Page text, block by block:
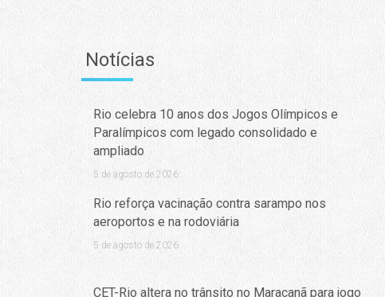
Notícias
Rio celebra 10 anos dos Jogos Olímpicos e
Paralímpicos com legado consolidado e
ampliado
5 de agosto de 2026
Rio reforça vacinação contra sarampo nos
aeroportos e na rodoviária
5 de agosto de 2026
CET-Rio altera no trânsito no Maracanã para jogo